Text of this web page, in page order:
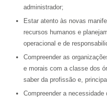
administrador;
Estar atento às novas
recursos humanos e
operacional e de
Compreender as
e morais com a classe dos
saber da profissão e,
Compreender a